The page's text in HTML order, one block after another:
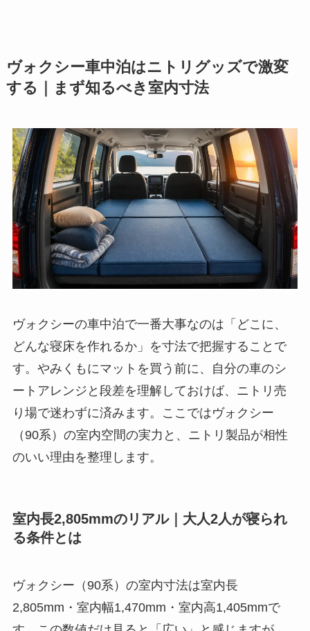
ヴォクシー車中泊はニトリグッズで激変
する｜まず知るべき室内寸法
ヴォクシーの車中泊で一番大事なのは「どこに、
どんな寝床を作れるか」を寸法で把握することで
す。やみくもにマットを買う前に、自分の車のシ
ートアレンジと段差を理解しておけば、ニトリ売
り場で迷わずに済みます。ここではヴォクシー
（90系）の室内空間の実力と、ニトリ製品が相性
のいい理由を整理します。
室内長2,805mmのリアル｜大人2人が寝られ
る条件とは
ヴォクシー（90系）の室内寸法は室内長
2,805mm・室内幅1,470mm・室内高1,405mmで